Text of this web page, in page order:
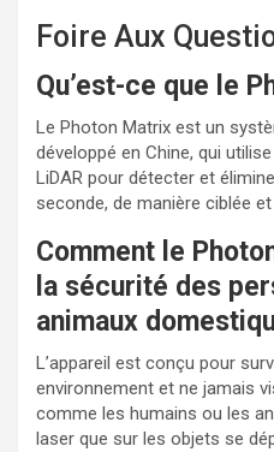
Foire Aux
Qu’est-ce que le
Le Photon Matrix est un
développé en Chine, qui
LiDAR pour détecter et
seconde, de manière ciblée
Comment le
la sécurité des
animaux
L’appareil est conçu pour
environnement et ne jamais
comme les humains ou les
laser que sur les objets se